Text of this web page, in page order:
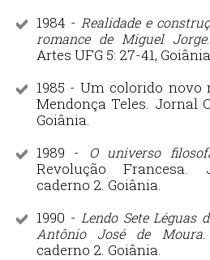
1984 -Realidade e
romance de Miguel Jorge
Artes UFG 5: 27-41, Goiânia
1985 - Um colorido novo
Mendonça Teles. Jornal
Goiânia.
1989 -
O universo
Revolução
caderno 2. Goiânia.
1990 - Lendo Sete Léguas
Antônio José de Moura
caderno 2. Goiânia.